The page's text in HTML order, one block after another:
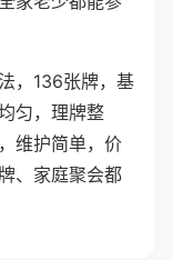
，136张牌，基
匀，理牌整
维护简单，价
、家庭聚会都